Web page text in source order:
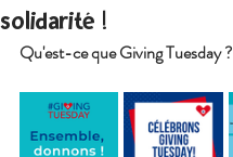
solidarité !
Qu'est-ce que Giving Tuesday ?